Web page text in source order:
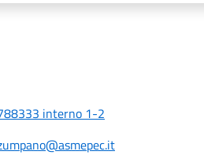
interno 1-2